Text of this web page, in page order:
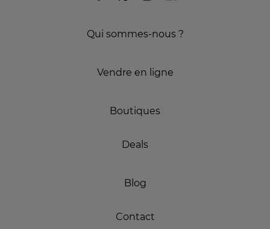
Qui sommes-nous ?
Vendre en ligne
Boutiques
Deals
Blog
Contact